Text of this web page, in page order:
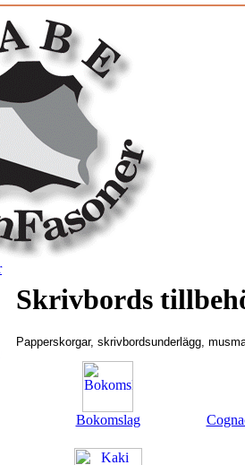
Skrivbords
Papperskorgar, skrivbordsunderlägg,
Bokomslag